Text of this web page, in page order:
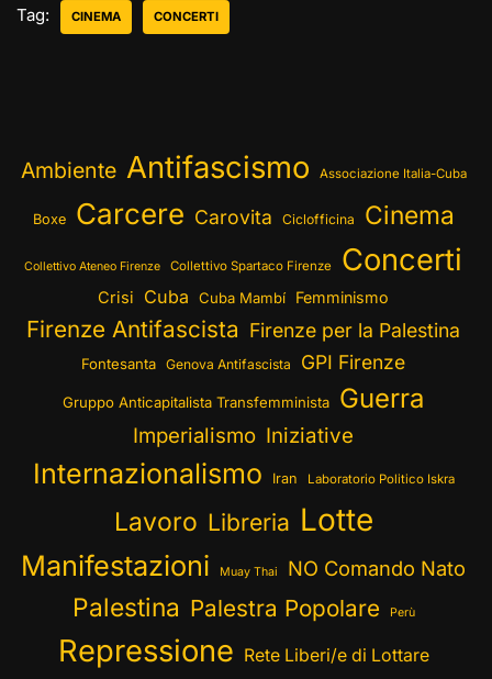
Tag: CINEMA CONCERTI
Ambiente Antifascismo Associazione Italia-Cuba
Boxe Carcere Carovita Ciclofficina Cinema
Collettivo Ateneo Firenze Collettivo Spartaco Firenze Concerti
Crisi Cuba Cuba Mambí Femminismo
Firenze Antifascista Firenze per la Palestina
Fontesanta Genova Antifascista GPI Firenze
Gruppo Anticapitalista Transfemminista Guerra
Imperialismo Iniziative
Internazionalismo Iran Laboratorio Politico Iskra
Lavoro Libreria Lotte
Manifestazioni Muay Thai NO Comando Nato
Palestina Palestra Popolare Perù
Repressione Rete Liberi/e di Lottare